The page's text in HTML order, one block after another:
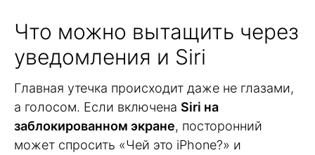
Что можно вытащить через
уведомления и Siri
Главная утечка происходит даже не глазами,
а голосом. Если включена Siri на
заблокированном экране, посторонний
может спросить «Чей это iPhone?» и